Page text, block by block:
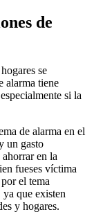
de
se
alarma tiene
si la
de alarma en el
un gasto
en la
fueses víctima
el tema
que existen
y hogares.